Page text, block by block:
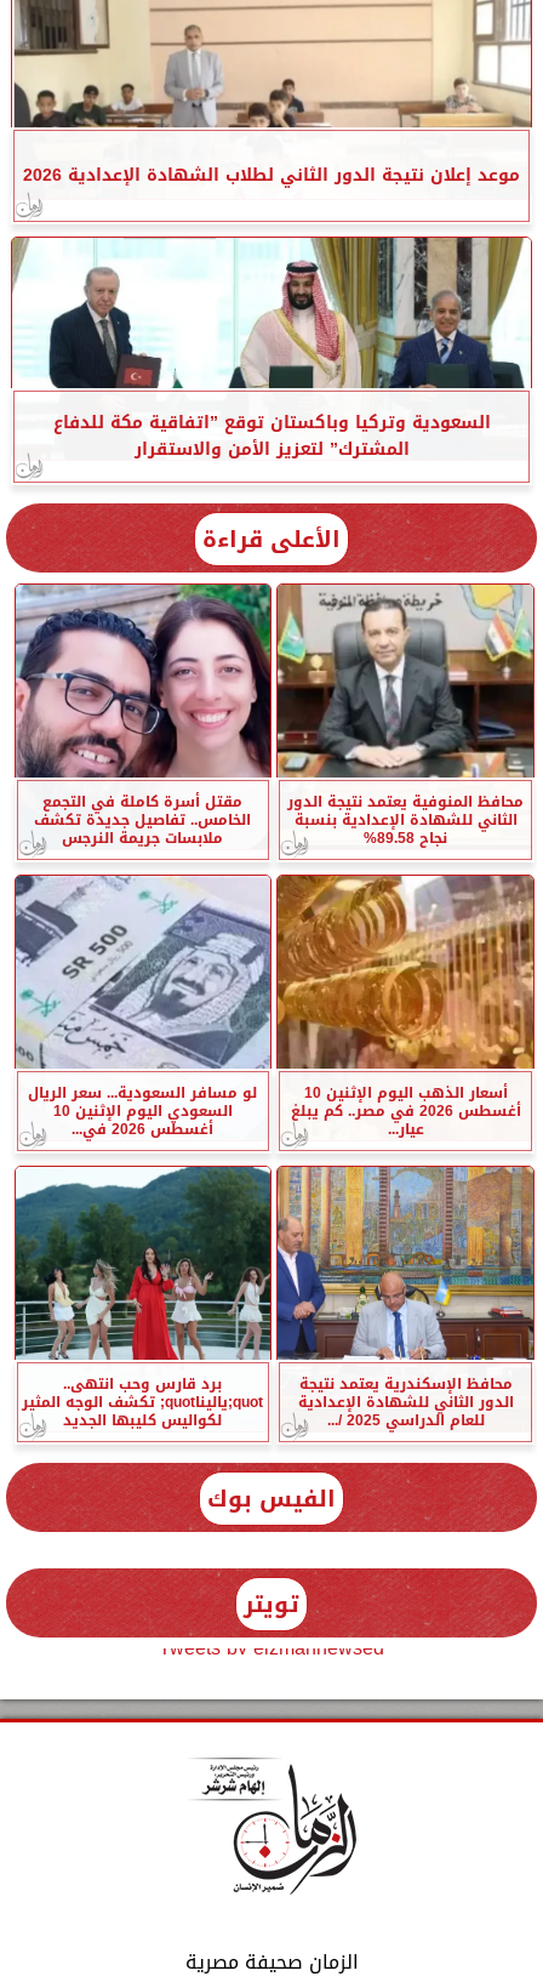
موعد إعلان نتيجة الدور الثاني لطلاب الشهادة الإعدادية 2026
السعودية وتركيا وباكستان توقع ”اتفاقية مكة للدفاع
المشترك” لتعزيز الأمن والاستقرار
الأعلى قراءة
محافظ المنوفية يعتمد نتيجة الدور
الثاني للشهادة الإعدادية بنسبة
نجاح 89.58%
مقتل أسرة كاملة في التجمع
الخامس.. تفاصيل جديدة تكشف
ملابسات جريمة النرجس
أسعار الذهب اليوم الإثنين 10
أغسطس 2026 في مصر.. كم يبلغ
عيار...
لو مسافر السعودية... سعر الريال
السعودي اليوم الإثنين 10
أغسطس 2026 في...
محافظ الإسكندرية يعتمد نتيجة
الدور الثاني للشهادة الإعدادية
للعام الدراسي 2025 /...
برد قارس وحب انتهى..
quot;ياليناquot; تكشف الوجه المثير
لكواليس كليبها الجديد
الفيس بوك
تويتر
Tweets by elzmannewseg
الزمان صحيفة مصرية